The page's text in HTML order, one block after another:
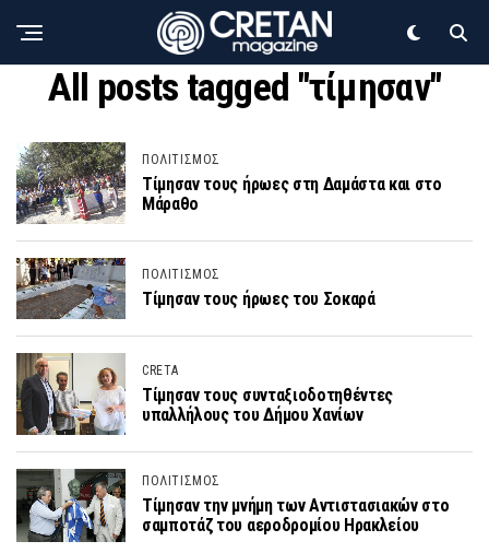
All posts tagged "τίμησαν"
ΠΟΛΙΤΙΣΜΟΣ
Τίμησαν τους ήρωες στη Δαμάστα και στο
Μάραθο
ΠΟΛΙΤΙΣΜΟΣ
Τίμησαν τους ήρωες του Σοκαρά
CRETA
Τίμησαν τους συνταξιοδοτηθέντες
υπαλλήλους του Δήμου Χανίων
ΠΟΛΙΤΙΣΜΟΣ
Τίμησαν την μνήμη των Αντιστασιακών στο
σαμποτάζ του αεροδρομίου Ηρακλείου